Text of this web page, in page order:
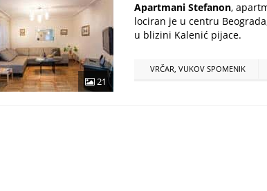
21
Apartmani Stefanon,
lociran je u centru
u blizini Kalenić pijace.
VRČAR, VUKOV SPOMENIK